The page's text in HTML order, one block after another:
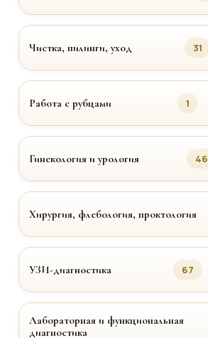
Чистка, пилинги, уход 31
Работа с рубцами 1
Гинекология и урология 46
Хирургия, флебология, проктология
УЗИ-диагностика 67
Лабораторная и функциональная
диагностика